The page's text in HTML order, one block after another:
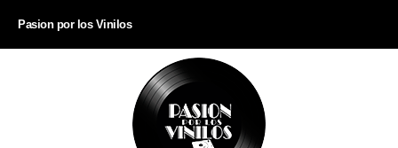
Pasion por los Vinilos